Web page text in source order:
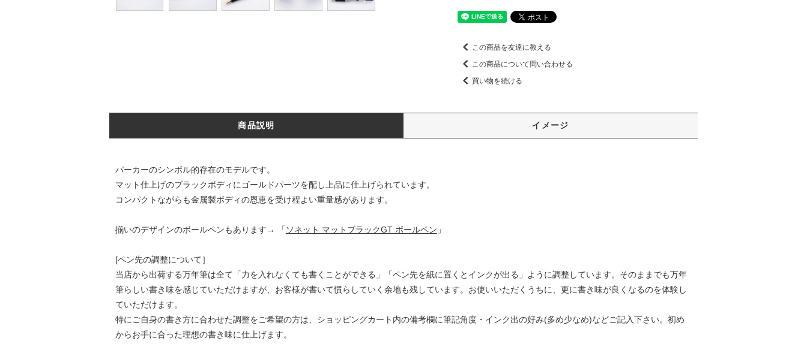
この商品を友達に教える
この商品について問い合わせる
買い物を続ける
商品説明 イメージ
パーカーのシンボル的存在のモデルです。
マット仕上げのブラックボディにゴールドパーツを配し上品に仕上げられています。
コンパクトながらも金属製ボディの恩恵を受け程よい重量感があります。
揃いのデザインのボールペンもあります→ 「 ソネット マットブラックGT ボールペン 」
[ペン先の調整について］
当店から出荷する万年筆は全て「力を入れなくても書くことができる」「ペン先を紙に置くとインクが出る」ように調整しています。そのままでも万年
筆らしい書き味を感じていただけますが、お客様が書いて慣らしていく余地も残しています。お使いいただくうちに、更に書き味が良くなるのを体験し
ていただけます。
特にご自身の書き方に合わせた調整をご希望の方は、ショッピングカート内の備考欄に筆記角度・インク出の好み(多め少なめ)などご記入下さい。初め
からお手に合った理想の書き味に仕上げます。